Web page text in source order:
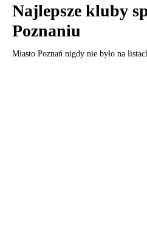
Najlepsze kluby
Poznaniu
Miasto Poznań nigdy nie było na